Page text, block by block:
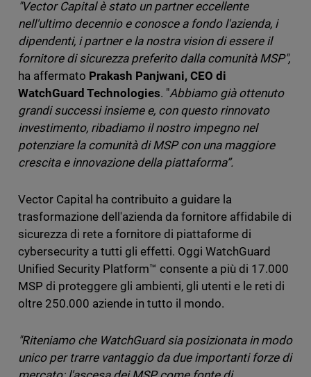
"Vector Capital è stato un partner eccellente
nell'ultimo decennio e conosce a fondo l'azienda, i
dipendenti, i partner e la nostra vision di essere il
fornitore di sicurezza preferito dalla comunità MSP",
ha affermato Prakash Panjwani, CEO di
WatchGuard Technologies. "Abbiamo già ottenuto
grandi successi insieme e, con questo rinnovato
investimento, ribadiamo il nostro impegno nel
potenziare la comunità di MSP con una maggiore
crescita e innovazione della piattaforma”.
Vector Capital ha contribuito a guidare la
trasformazione dell'azienda da fornitore affidabile di
sicurezza di rete a fornitore di piattaforme di
cybersecurity a tutti gli effetti. Oggi WatchGuard
Unified Security Platform™ consente a più di 17.000
MSP di proteggere gli ambienti, gli utenti e le reti di
oltre 250.000 aziende in tutto il mondo.
"Riteniamo che WatchGuard sia posizionata in modo
unico per trarre vantaggio da due importanti forze di